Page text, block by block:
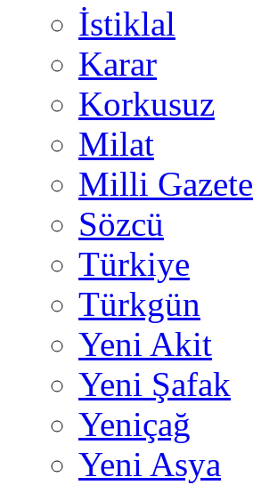
İstiklal
Karar
Korkusuz
Milat
Milli Gazete
Sözcü
Türkiye
Türkgün
Yeni Akit
Yeni Şafak
Yeniçağ
Yeni Asya